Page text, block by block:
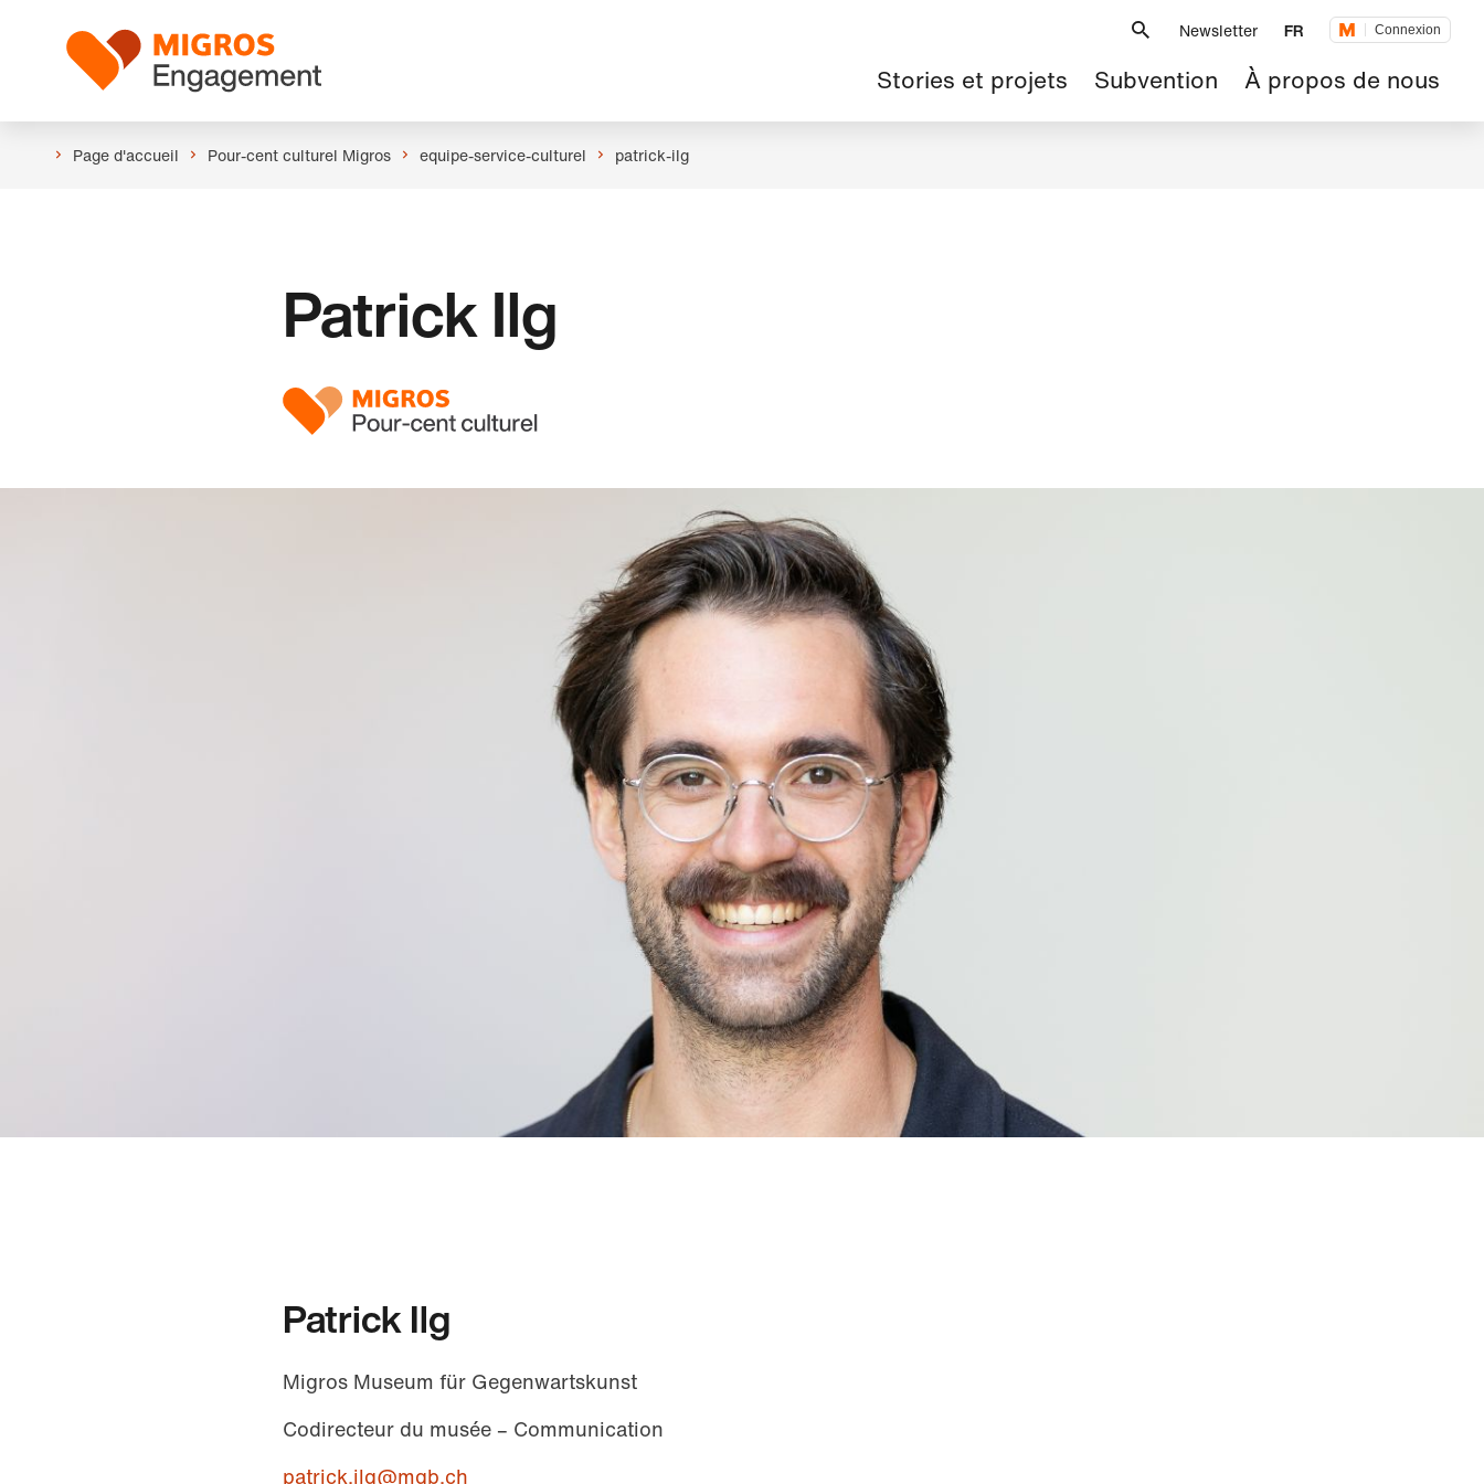
navigation
Logo Newsletter FR Connexion
Navigation
principale
Stories et projets Subvention À propos de nous
Page d'accueil Pour-cent culturel Migros equipe-service-culturel patrick-ilg
Patrick Ilg
Patrick Ilg
Migros Museum für Gegenwartskunst
Codirecteur du musée – Communication
patrick.ilg@mgb.ch